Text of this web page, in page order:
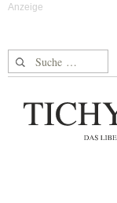
Suche nach: